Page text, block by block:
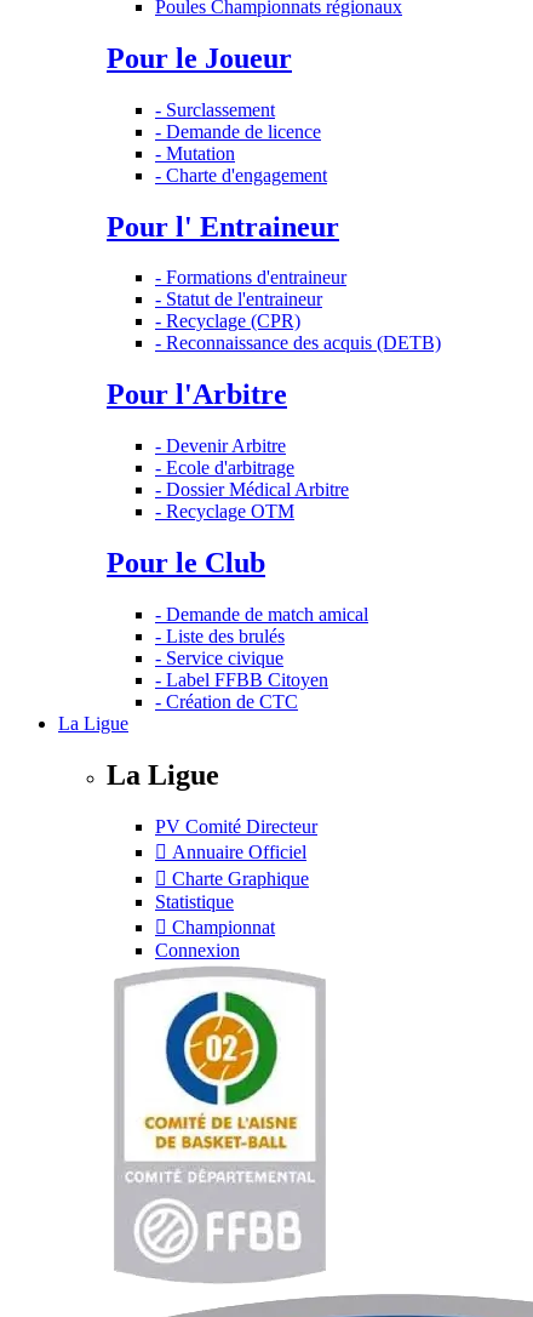
Poules Championnats régionaux
Pour le Joueur
- Surclassement
- Demande de licence
- Mutation
- Charte d'engagement
Pour l' Entraineur
- Formations d'entraineur
- Statut de l'entraineur
- Recyclage (CPR)
- Reconnaissance des acquis (DETB)
Pour l'Arbitre
- Devenir Arbitre
- Ecole d'arbitrage
- Dossier Médical Arbitre
- Recyclage OTM
Pour le Club
- Demande de match amical
- Liste des brulés
- Service civique
- Label FFBB Citoyen
- Création de CTC
La Ligue
La Ligue
PV Comité Directeur
Annuaire Officiel
Charte Graphique
Statistique
Championnat
Connexion